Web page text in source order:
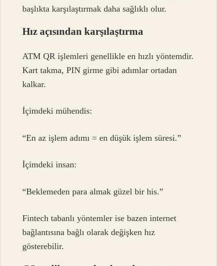
başlıkta karşılaştırmak daha sağlıklı olur.
Hız açısından karşılaştırma
ATM QR işlemleri genellikle en hızlı yöntemdir.
Kart takma, PIN girme gibi adımlar ortadan
kalkar.
İçimdeki mühendis:
“En az işlem adımı = en düşük işlem süresi.”
İçimdeki insan:
“Beklemeden para almak güzel bir his.”
Fintech tabanlı yöntemler ise bazen internet
bağlantısına bağlı olarak değişken hız
gösterebilir.